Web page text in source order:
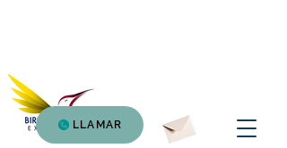
Expedition
LLAMAR